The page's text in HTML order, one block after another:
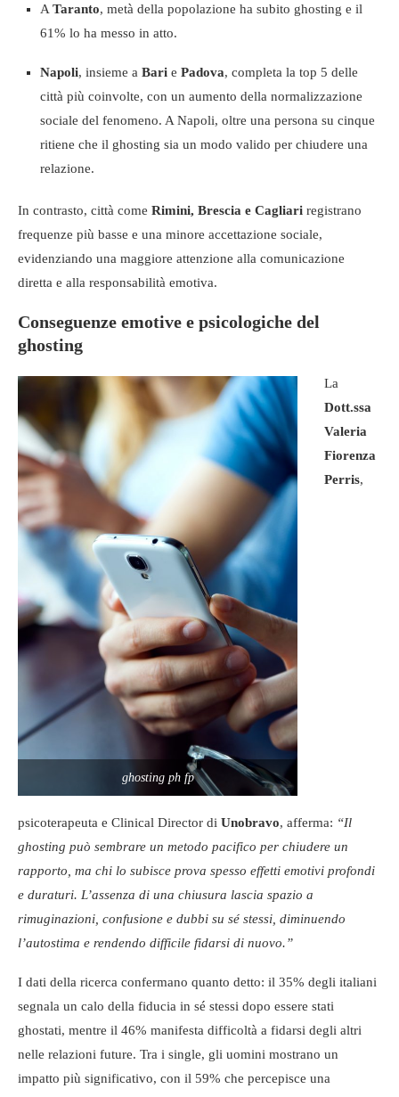
A Taranto, metà della popolazione ha subito ghosting e il
61% lo ha messo in atto.
Napoli, insieme a Bari e Padova, completa la top 5 delle
città più coinvolte, con un aumento della normalizzazione
sociale del fenomeno. A Napoli, oltre una persona su cinque
ritiene che il ghosting sia un modo valido per chiudere una
relazione.
In contrasto, città come Rimini, Brescia e Cagliari registrano
frequenze più basse e una minore accettazione sociale,
evidenziando una maggiore attenzione alla comunicazione
diretta e alla responsabilità emotiva.
Conseguenze emotive e psicologiche del
ghosting
ghosting ph fp
La
Dott.ssa
Valeria
Fiorenza
Perris,
psicoterapeuta e Clinical Director di Unobravo, afferma: “Il
ghosting può sembrare un metodo pacifico per chiudere un
rapporto, ma chi lo subisce prova spesso effetti emotivi profondi
e duraturi. L’assenza di una chiusura lascia spazio a
rimuginazioni, confusione e dubbi su sé stessi, diminuendo
l’autostima e rendendo difficile fidarsi di nuovo.”
I dati della ricerca confermano quanto detto: il 35% degli italiani
segnala un calo della fiducia in sé stessi dopo essere stati
ghostati, mentre il 46% manifesta difficoltà a fidarsi degli altri
nelle relazioni future. Tra i single, gli uomini mostrano un
impatto più significativo, con il 59% che percepisce una